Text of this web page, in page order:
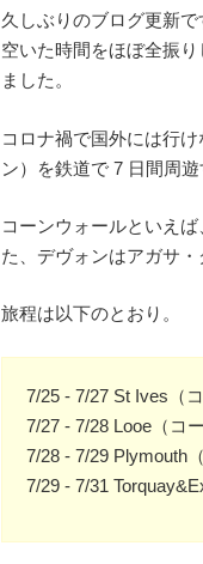
久しぶりのブログ更新で
空いた時間をほぼ全振
ました。
コロナ禍で国外には行
ン）を鉄道で 7 日間周遊
コーンウォールといえ
た、デヴォンはアガサ
旅程は以下のとおり。
7/25 - 7/27 St Ives（
7/27 - 7/28 Looe（コ
7/28 - 7/29 Plymouth
7/29 - 7/31